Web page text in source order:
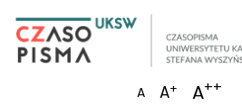
A A+ A++